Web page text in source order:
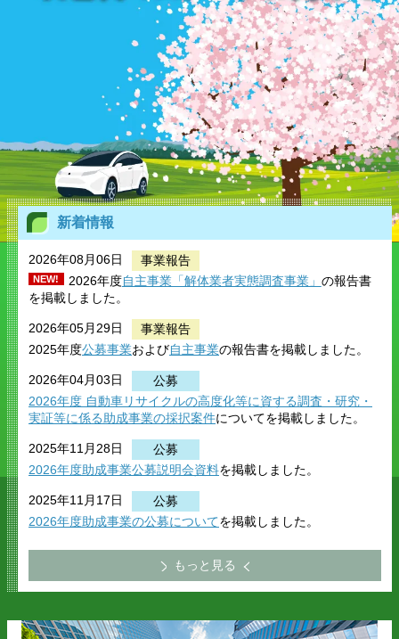
新着情報
2026年08月06日 事業報告
NEW! 2026年度自主事業「解体業者実態調査事業」 の報告書
を掲載しました。
2026年05月29日
事業報告
2025年度公募事業および自主事業の報告書を掲載しました。
2026年04月03日
公募
2026年度 自動車リサイクルの高度化等に資する調査・研究 ・
実証等に係る助成事業の採択案件についてを掲載しました。
2025年11月28日
公募
2026年度助成事業公募説明会資料を掲載しました。
2025年11月17日
公募
2026年度助成事業の公募についてを掲載しました。
もっと見る